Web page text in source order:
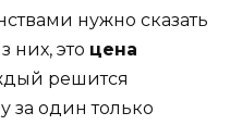
нужно сказать
них, это цена
решится
за один только